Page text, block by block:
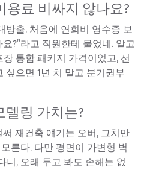
용료 비싸지 않나요?
방출. 처음에 연회비 영수증 보
?”라고 직원한테 물었네. 알고
통합 패키지 가격이었고, 선
싶으면 1년 치 말고 분기권부
델링 가치는?
재건축 얘기는 오버, 그치만
른다. 다만 평면이 가변형 벽
니, 오래 두고 봐도 손해는 없